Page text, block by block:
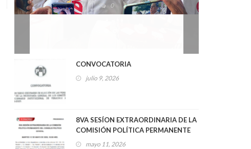
2026
0
CONVOCATORIA
julio 9, 2026
8VA SESÍON EXTRAORDINARIA DE LA
COMISIÓN POLÍTICA PERMANENTE
DEL CONSEJO POLÍTICO ESTATAL
mayo 11, 2026